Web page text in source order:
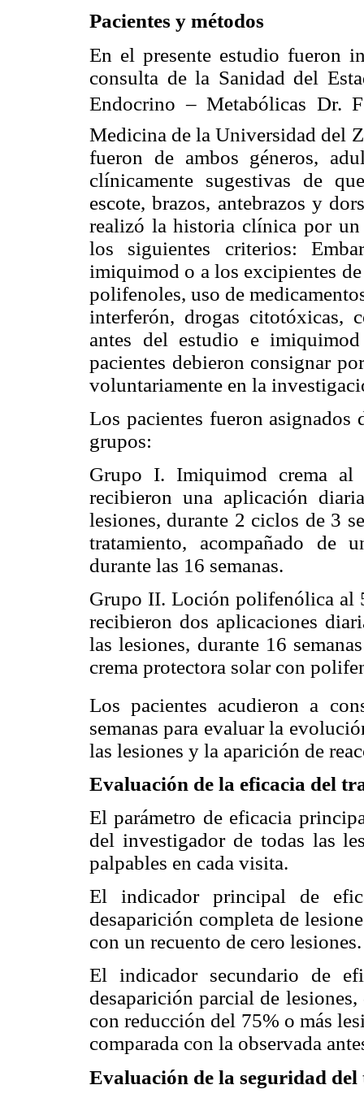
Pacientes y métodos
En el presente estudio fueron
consulta de la Sanidad del
Endocrino – Metabólicas Dr.
Medicina de la Universidad del
fueron de ambos géneros,
clínicamente sugestivas de
escote, brazos, antebrazos y
realizó la historia clínica por un
los siguientes criterios:
imiquimod o a los excipientes
polifenoles, uso de
interferón, drogas citotóxicas,
antes del estudio e
pacientes debieron consignar
voluntariamente en la
Los pacientes fueron
grupos:
Grupo I. Imiquimod crema al
recibieron una aplicación
lesiones, durante 2 ciclos de 3
tratamiento, acompañado de
durante las 16 semanas.
Grupo II. Loción polifenólica al
recibieron dos aplicaciones
las lesiones, durante 16
crema protectora solar con
Los pacientes acudieron a
semanas para evaluar la
las lesiones y la aparición de
Evaluación de la eficacia del
El parámetro de eficacia
del investigador de todas las
palpables en cada visita.
El indicador principal de
desaparición completa de
con un recuento de cero lesiones.
El indicador secundario de
desaparición parcial de
con reducción del 75% o más
comparada con la observada
Evaluación de la seguridad